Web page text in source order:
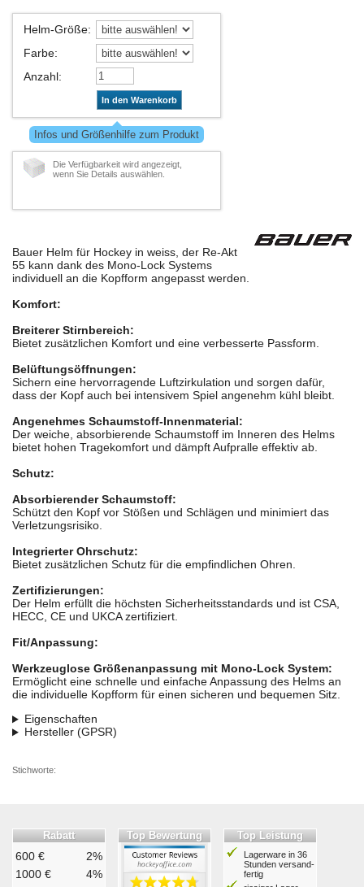
Helm-Größe:
Farbe:
Anzahl:
In den Warenkorb
Infos und Größenhilfe zum Produkt
Die Verfügbarkeit wird angezeigt,
wenn Sie Details auswählen.
Bauer Helm für Hockey in weiss, der Re-Akt
55 kann dank des Mono-Lock Systems
individuell an die Kopfform angepasst werden.
Komfort:
Breiterer Stirnbereich:
Bietet zusätzlichen Komfort und eine verbesserte Passform.
Belüftungsöffnungen:
Sichern eine hervorragende Luftzirkulation und sorgen dafür,
dass der Kopf auch bei intensivem Spiel angenehm kühl bleibt.
Angenehmes Schaumstoff-Innenmaterial:
Der weiche, absorbierende Schaumstoff im Inneren des Helms
bietet hohen Tragekomfort und dämpft Aufpralle effektiv ab.
Schutz:
Absorbierender Schaumstoff:
Schützt den Kopf vor Stößen und Schlägen und minimiert das
Verletzungsrisiko.
Integrierter Ohrschutz:
Bietet zusätzlichen Schutz für die empfindlichen Ohren.
Zertifizierungen:
Der Helm erfüllt die höchsten Sicherheitsstandards und ist CSA,
HECC, CE und UKCA zertifiziert.
Fit/Anpassung:
Werkzeuglose Größenanpassung mit Mono-Lock System:
Ermöglicht eine schnelle und einfache Anpassung des Helms an
die individuelle Kopfform für einen sicheren und bequemen Sitz.
Eigenschaften
Hersteller (GPSR)
Stichworte:
Rabatt
600 €
2%
1000 €
4%
Top Bewertung Top Leistung
Lagerware in 36
Stunden ver­sand­
fertig